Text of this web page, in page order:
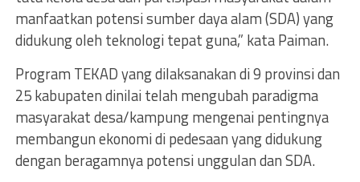
manfaatkan potensi sumber daya alam (SDA) yang
didukung oleh teknologi tepat guna,” kata Paiman.
Program TEKAD yang dilaksanakan di 9 provinsi dan
25 kabupaten dinilai telah mengubah paradigma
masyarakat desa/kampung mengenai pentingnya
membangun ekonomi di pedesaan yang didukung
dengan beragamnya potensi unggulan dan SDA.